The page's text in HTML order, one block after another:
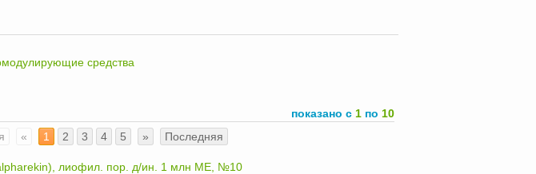
средства
показано с 1 по 10
« 1 2 3 4 5 » Последняя
лиофил. пор. д/ин. 1 млн МЕ, №10